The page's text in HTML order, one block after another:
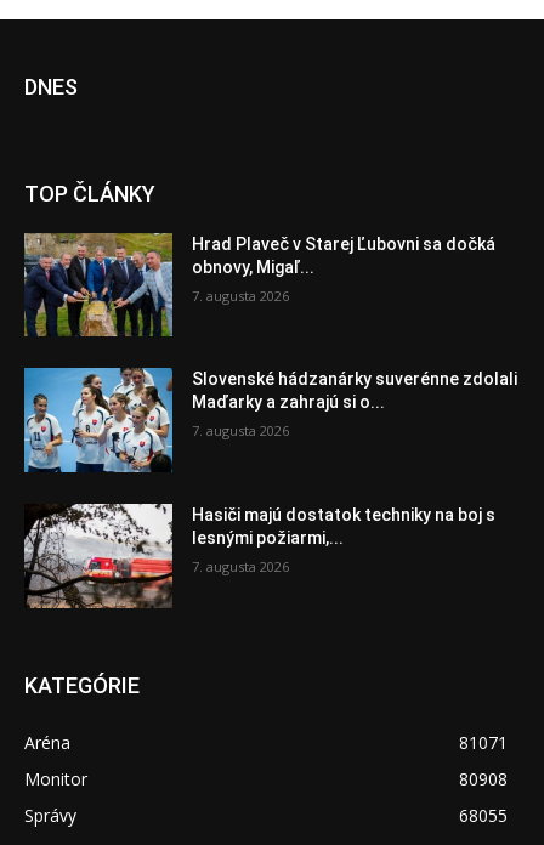
DNES
TOP ČLÁNKY
Hrad Plaveč v Starej Ľubovni sa dočká
obnovy, Migaľ...
7. augusta 2026
Slovenské hádzanárky suverénne zdolali
Maďarky a zahrajú si o...
7. augusta 2026
Hasiči majú dostatok techniky na boj s
lesnými požiarmi,...
7. augusta 2026
KATEGÓRIE
Aréna
81071
Monitor
80908
Správy
68055